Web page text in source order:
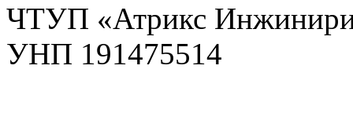
ЧТУП «Атрикс
УНП 191475514